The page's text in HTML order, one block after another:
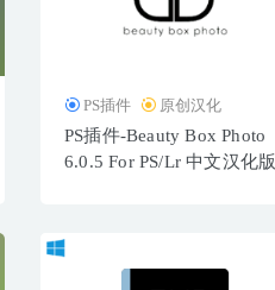
PS插件 原创汉化
PS插件-Beauty Box Photo
6.0.5 For PS/Lr 中文汉化版